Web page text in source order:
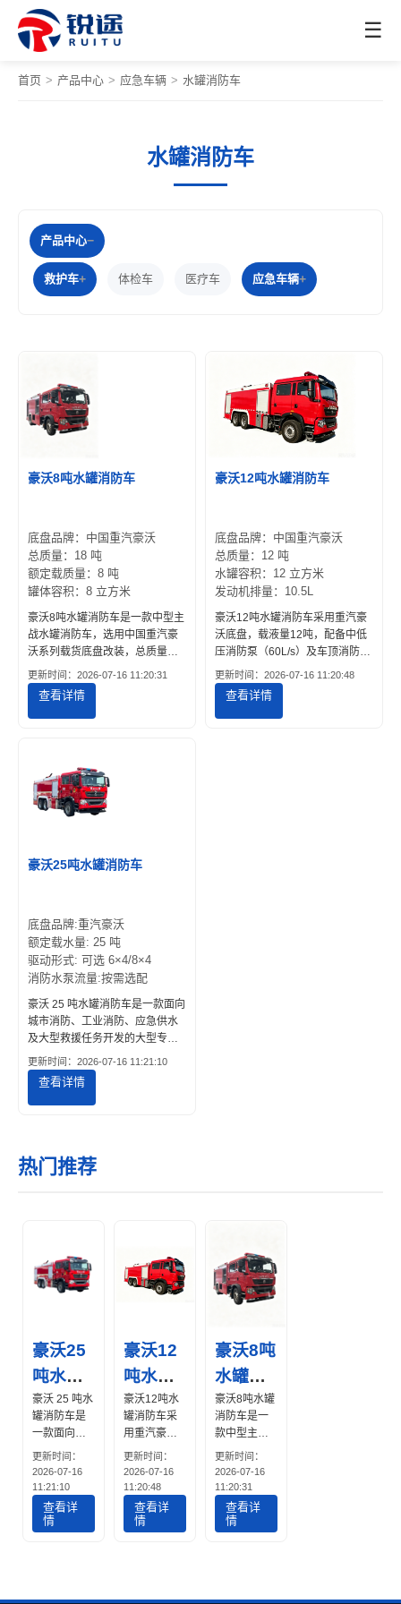
☰
首页 > 产品中心 > 应急车辆 > 水罐消防车
水罐消防车
产品中心
救护车 体检车 医疗车 应急车辆
豪沃8吨水罐消防车
底盘品牌：中国重汽豪沃
总质量：18 吨
额定载质量：8 吨
罐体容积：8 立方米
豪沃8吨水罐消防车是一款中型主
战水罐消防车，选用中国重汽豪
沃系列载货底盘改装，总质量约
15~16吨，水罐有效容积8立方米
（8吨）。它兼顾了载水量、通过
性与经济性，是城市二级消防
站、经济发达乡镇专职队、大型
对车辆灵活性要求较高的区域。
更新时间：2026-07-16 11:20:31
查看详情
豪沃12吨水罐消防车
底盘品牌：中国重汽豪沃
总质量：12 吨
水罐容积：12 立方米
发动机排量：10.5L
豪沃12吨水罐消防车采用重汽豪
沃底盘，载液量12吨，配备中低
压消防泵（60L/s）及车顶消防炮
（射程≥60m）。提供公告参数、
罐体材质（碳钢/不锈钢）、取力
器配置及厂家参考价，适用于城
市消防站、工业园区及乡镇专职
更新时间：2026-07-16 11:20:48
查看详情
豪沃25吨水罐消防车
底盘品牌:重汽豪沃
额定载水量: 25 吨
驱动形式: 可选 6×4/8×4
消防水泵流量:按需选配
豪沃 25 吨水罐消防车是一款面向
城市消防、工业消防、应急供水
及大型救援任务开发的大型专用
消防车辆。车辆采用中国重汽
HOWO 8×4 重载底盘，具备超大
载水能力、高流量消防泵系统以
及稳定可靠的灭火性能，适用于
更新时间：2026-07-16 11:21:10
查看详情
热门推荐
豪沃25
吨水罐
消防车
豪沃 25 吨水
罐消防车是
一款面向城
市消防、工
业消防、应
急供水及大
型救援任务
开发的大型
专用消防车
更新时间：
2026-07-16
11:21:10
查看详
情
豪沃12
吨水罐
消防车
豪沃12吨水
罐消防车采
用重汽豪沃
底盘，载液
量12吨，配
备中低压消
防泵
（60L/s）及
车顶消防炮
更新时间：
2026-07-16
11:20:48
查看详
情
豪沃8吨
水罐消
防车
豪沃8吨水罐
消防车是一
款中型主战
水罐消防
车，选用中
国重汽豪沃
系列载货底
盘改装，总
质量约
更新时间：
2026-07-16
11:20:31
查看详
情